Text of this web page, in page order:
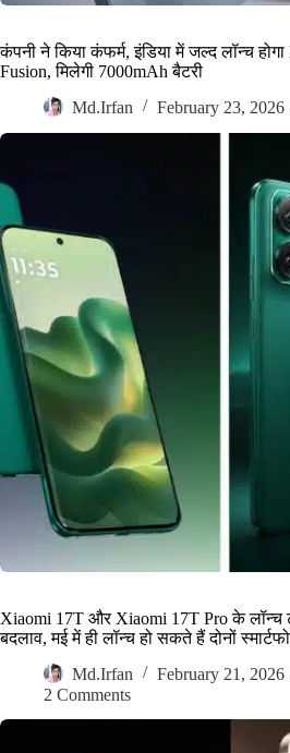
कंपनी ने किया कंफर्म, इंडिया में जल्द लॉन्च
Fusion, मिलेगी 7000mAh बैटरी
Md.Irfan
February 23, 2026
Xiaomi 17T और Xiaomi 17T Pro के लॉन्च
बदलाव, मई में ही लॉन्च हो सकते हैं दोनों
Md.Irfan
February 21, 2026
2 Comments